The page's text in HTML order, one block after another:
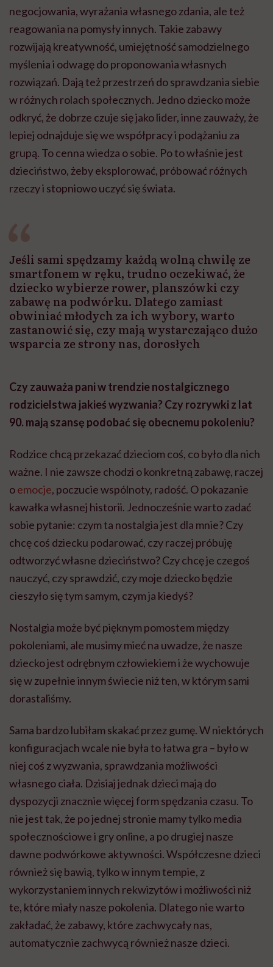
negocjowania, wyrażania własnego zdania, ale też
reagowania na pomysły innych. Takie zabawy
rozwijają kreatywność, umiejętność samodzielnego
myślenia i odwagę do proponowania własnych
rozwiązań. Dają też przestrzeń do sprawdzania siebie
w różnych rolach społecznych. Jedno dziecko może
odkryć, że dobrze czuje się jako lider, inne zauważy, że
lepiej odnajduje się we współpracy i podążaniu za
grupą. To cenna wiedza o sobie. Po to właśnie jest
dzieciństwo, żeby eksplorować, próbować różnych
rzeczy i stopniowo uczyć się świata.
Jeśli sami spędzamy każdą wolną chwilę ze
smartfonem w ręku, trudno oczekiwać, że
dziecko wybierze rower, planszówki czy
zabawę na podwórku. Dlatego zamiast
obwiniać młodych za ich wybory, warto
zastanowić się, czy mają wystarczająco dużo
wsparcia ze strony nas, dorosłych
Czy zauważa pani w trendzie nostalgicznego
rodzicielstwa jakieś wyzwania? Czy rozrywki z lat
90. mają szansę podobać się obecnemu pokoleniu?
Rodzice chcą przekazać dzieciom coś, co było dla nich
ważne. I nie zawsze chodzi o konkretną zabawę, raczej
oemocje, poczucie wspólnoty, radość. O pokazanie
kawałka własnej historii. Jednocześnie warto zadać
sobie pytanie: czym ta nostalgia jest dla mnie? Czy
chcę coś dziecku podarować, czy raczej próbuję
odtworzyć własne dzieciństwo? Czy chcę je czegoś
nauczyć, czy sprawdzić, czy moje dziecko będzie
cieszyło się tym samym, czym ja kiedyś?
Nostalgia może być pięknym pomostem między
pokoleniami, ale musimy mieć na uwadze, że nasze
dziecko jest odrębnym człowiekiem i że wychowuje
się w zupełnie innym świecie niż ten, w którym sami
dorastaliśmy.
Sama bardzo lubiłam skakać przez gumę. W niektórych
konfiguracjach wcale nie była to łatwa gra – było w
niej coś z wyzwania, sprawdzania możliwości
własnego ciała. Dzisiaj jednak dzieci mają do
dyspozycji znacznie więcej form spędzania czasu. To
nie jest tak, że po jednej stronie mamy tylko media
społecznościowe i gry online, a po drugiej nasze
dawne podwórkowe aktywności. Współczesne dzieci
również się bawią, tylko w innym tempie, z
wykorzystaniem innych rekwizytów i możliwości niż
te, które miały nasze pokolenia. Dlatego nie warto
zakładać, że zabawy, które zachwycały nas,
automatycznie zachwycą również nasze dzieci.